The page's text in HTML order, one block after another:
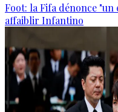
Foot: la Fifa dénonce
affaiblir Infantino